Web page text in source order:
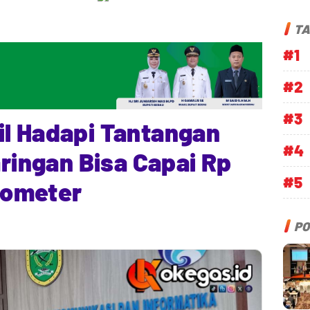
Hadapi Tantangan
Bisa Capai Rp
#1
#2
#3
#4
#5